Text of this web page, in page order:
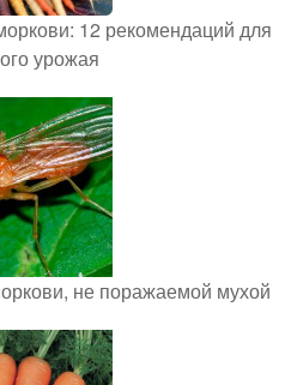
12 рекомендаций для
урожая
не поражаемой мухой